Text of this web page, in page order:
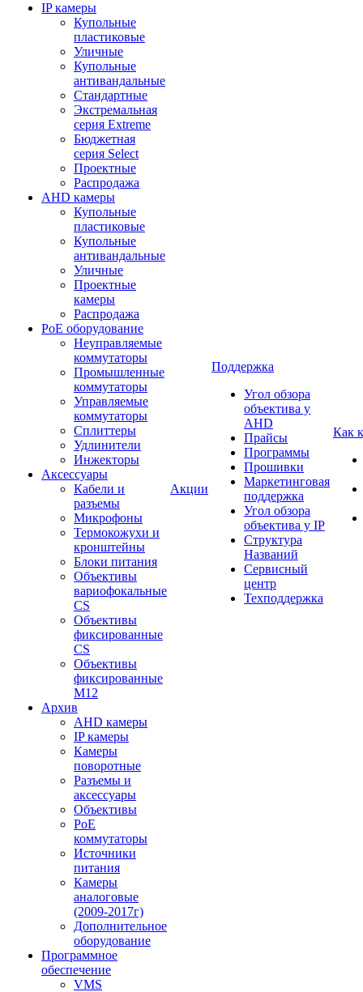
IP камеры
Купольные
пластиковые
Уличные
Купольные
антивандальные
Стандартные
Экстремальная
серия Extreme
Бюджетная
серия Select
Проектные
Распродажа
AHD камеры
Купольные
пластиковые
Купольные
антивандальные
Уличные
Проектные
камеры
Распродажа
PoE оборудование
Неуправляемые
коммутаторы
Промышленные
коммутаторы
Управляемые
коммутаторы
Сплиттеры
Удлинители
Инжекторы
Аксессуары
Кабели и
разъемы
Микрофоны
Термокожухи и
кронштейны
Блоки питания
Объективы
вариофокальные
CS
Объективы
фиксированные
CS
Объективы
фиксированные
М12
Архив
AHD камеры
IP камеры
Камеры
поворотные
Разъемы и
аксессуары
Объективы
PoE
коммутаторы
Источники
питания
Камеры
аналоговые
(2009-2017г)
Дополнительное
оборудование
Программное
обеспечение
VMS
Акции
Поддержка
Угол обзора
объектива у
AHD
Прайсы
Программы
Прошивки
Маркетинговая
поддержка
Угол обзора
объектива у IP
Структура
Названий
Сервисный
центр
Техподдержка
Как